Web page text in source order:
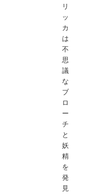
リ
ッ
カ
は
不
思
議
な
ブ
ロ
ー
チ
と
妖
精
を
発
見